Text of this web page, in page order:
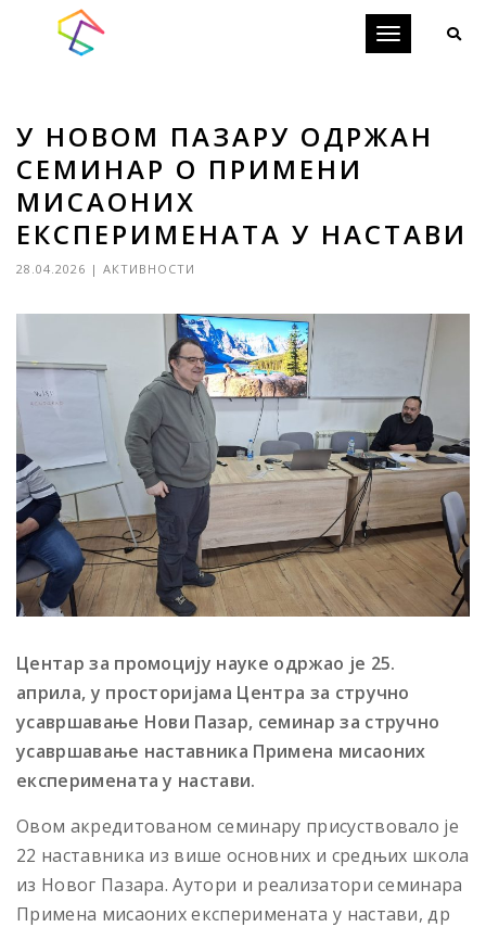
Toggle
У НОВОМ ПАЗАРУ ОДРЖАН
СЕМИНАР О ПРИМЕНИ
МИСАОНИХ
ЕКСПЕРИМЕНАТА У НАСТАВИ
28.04.2026 | АКТИВНОСТИ
Центар за промоцију науке одржао је 25.
априла, у просторијама Центра за стручно
усавршавање Нови Пазар, семинар за стручно
усавршавање наставника Примена мисаоних
експеримената у настави.
Овом акредитованом семинару присуствовало је
22 наставника из више основних и средњих школа
из Новог Пазара. Аутори и реализатори семинара
Примена мисаоних експеримената у настави, др